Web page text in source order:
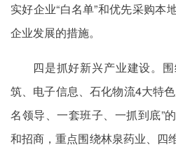
实好企业“白名单”和优先采购本
企业发展的措施。
四是抓好新兴产业建设。
筑、电子信息、石化物流4大特
名领导、一套班子、一抓到底”
和招商，重点围绕林泉药业、四